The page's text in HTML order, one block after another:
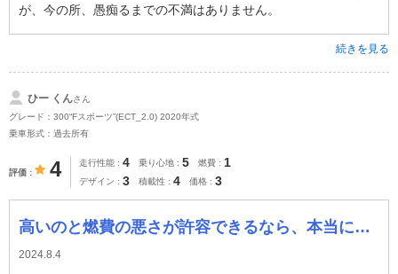
が、今の所、愚痴るまでの不満はありません。
続きを見る
ひー くんさん
グレード：300“Fスポーツ”(ECT_2.0) 2020年式
乗車形式：過去所有
評価 4 走行性能 4 乗り心地 5 燃費 1
デザイン 3 積載性 4 価格 3
高いのと燃費の悪さが許容できるなら、本当に良い車です(*^^*)
2024.8.4